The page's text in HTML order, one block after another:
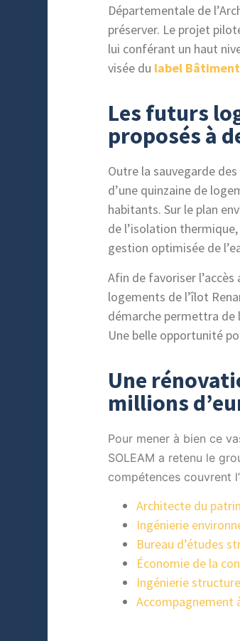
Départementale de
préserver. Le projet
lui conférant un haut
visée du label
Les futurs
proposés à
Outre la sauvegarde
d’une quinzaine de
habitants. Sur le plan
de l’isolation
gestion optimisée de
Afin de favoriser
logements de l’îlot
démarche permettra de
Une belle opportunité
Une
millions
Pour mener à bien ce
SOLEAM a retenu le
compétences couvrent
Architecte du
Ingénierie
Bureau d’études
Économie de la
Ingénierie
Accompagnement